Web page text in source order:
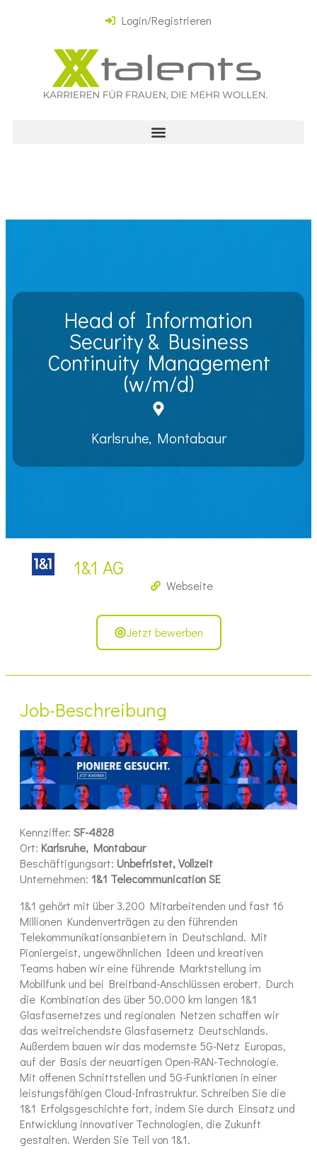
Login/Registrieren
Head of Information
Security & Business
Continuity Management
(w/m/d)
Karlsruhe, Montabaur
1&1 AG
Webseite
Jetzt bewerben
Job-Beschreibung
Kennziffer: SF-4828
Ort: Karlsruhe, Montabaur
Beschäftigungsart: Unbefristet, Vollzeit
Unternehmen: 1&1 Telecommunication SE
1&1 gehört mit über 3.200 Mitarbeitenden und fast 16
Millionen Kundenverträgen zu den führenden
Telekommunikationsanbietern in Deutschland. Mit
Pioniergeist, ungewöhnlichen Ideen und kreativen
Teams haben wir eine führende Marktstellung im
Mobilfunk und bei Breitband-Anschlüssen erobert. Durch
die Kombination des über 50.000 km langen 1&1
Glasfasernetzes und regionalen Netzen schaffen wir
das weitreichendste Glasfasernetz Deutschlands.
Außerdem bauen wir das modernste 5G-Netz Europas,
auf der Basis der neuartigen Open-RAN-Technologie.
Mit offenen Schnittstellen und 5G-Funktionen in einer
leistungsfähigen Cloud-Infrastruktur. Schreiben Sie die
1&1 Erfolgsgeschichte fort, indem Sie durch Einsatz und
Entwicklung innovativer Technologien, die Zukunft
gestalten. Werden Sie Teil von 1&1.